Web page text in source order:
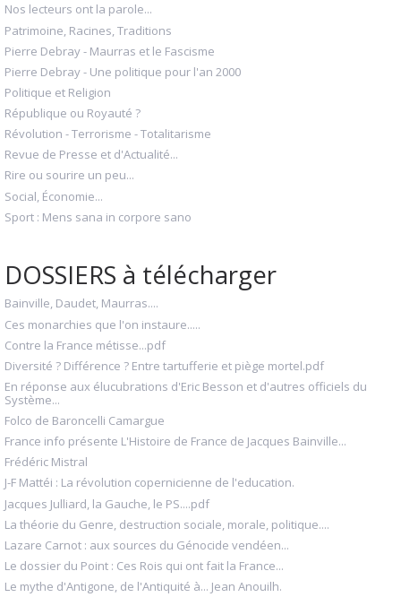
Nos lecteurs ont la parole...
Patrimoine, Racines, Traditions
Pierre Debray - Maurras et le Fascisme
Pierre Debray - Une politique pour l'an 2000
Politique et Religion
République ou Royauté ?
Révolution - Terrorisme - Totalitarisme
Revue de Presse et d'Actualité...
Rire ou sourire un peu...
Social, Économie...
Sport : Mens sana in corpore sano
DOSSIERS à télécharger
Bainville, Daudet, Maurras....
Ces monarchies que l'on instaure.....
Contre la France métisse...pdf
Diversité ? Différence ? Entre tartufferie et piège mortel.pdf
En réponse aux élucubrations d'Eric Besson et d'autres officiels du
Système...
Folco de Baroncelli Camargue
France info présente L'Histoire de France de Jacques Bainville...
Frédéric Mistral
J-F Mattéi : La révolution copernicienne de l'education.
Jacques Julliard, la Gauche, le PS....pdf
La théorie du Genre, destruction sociale, morale, politique....
Lazare Carnot : aux sources du Génocide vendéen...
Le dossier du Point : Ces Rois qui ont fait la France...
Le mythe d'Antigone, de l'Antiquité à... Jean Anouilh.